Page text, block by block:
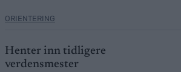
ORIENTERING
Henter inn tidligere
verdensmester